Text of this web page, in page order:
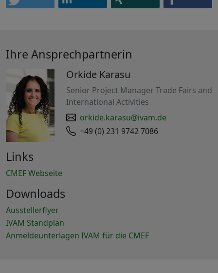
Ihre Ansprechpartnerin
Orkide Karasu
Senior Project Manager Trade Fairs and
International Activities
orkide.karasu@ivam.de
+49 (0) 231 9742 7086
Links
CMEF Webseite
Downloads
Ausstellerflyer
IVAM Standplan
Anmeldeunterlagen IVAM für die CMEF